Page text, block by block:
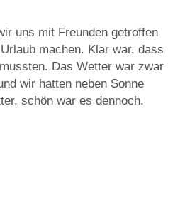
uns mit Freunden getroffen
machen. Klar war, dass
Das Wetter war zwar
wir hatten neben Sonne
schön war es dennoch.